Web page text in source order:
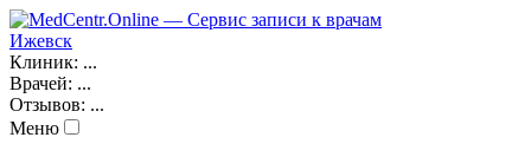
Ижевск
Клиник: ...
Врачей: ...
Отзывов: ...
Меню